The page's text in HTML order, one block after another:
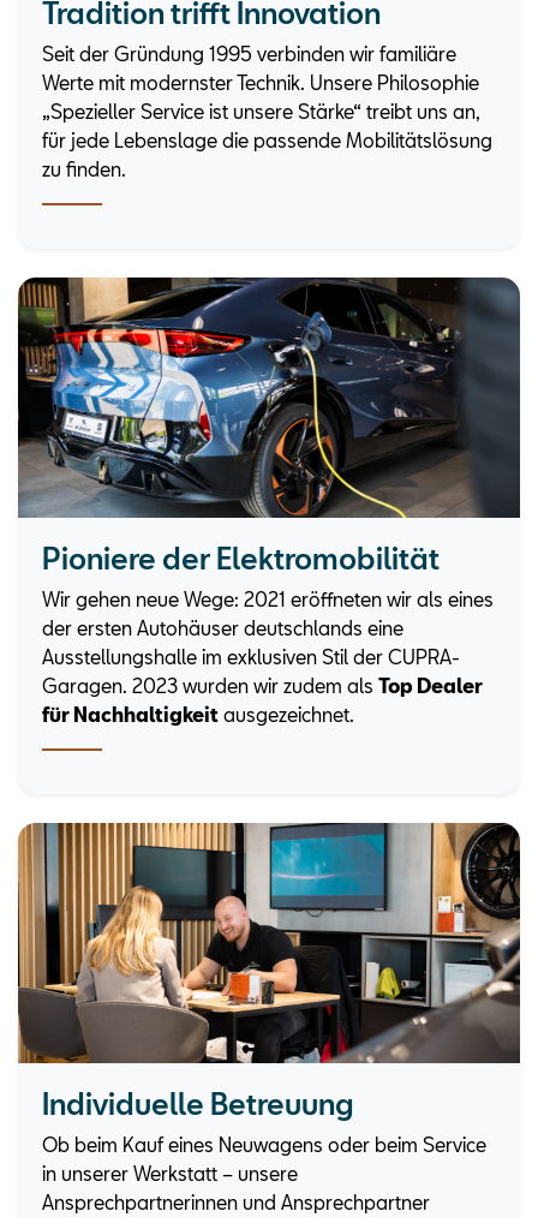
Tradition trifft Innovation
Seit der Gründung 1995 verbinden wir familiäre
Werte mit modernster Technik. Unsere Philosophie
„Spezieller Service ist unsere Stärke“ treibt uns an,
für jede Lebenslage die passende Mobilitätslösung
zu finden.
Pioniere der Elektromobilität
Wir gehen neue Wege: 2021 eröffneten wir als eines
der ersten Autohäuser deutschlands eine
Ausstellungshalle im exklusiven Stil der CUPRA-
Garagen. 2023 wurden wir zudem als Top Dealer
für Nachhaltigkeit ausgezeichnet.
Individuelle Betreuung
Ob beim Kauf eines Neuwagens oder beim Service
in unserer Werkstatt – unsere
Ansprechpartnerinnen und Ansprechpartner